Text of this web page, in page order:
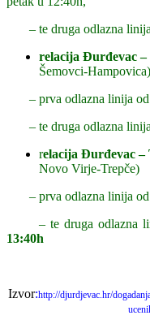
– te druga odlazna linija
relacija Đurđevac –
Šemovci-Hampovica)
– prva odlazna linija od
– te druga odlazna linija
relacija Đurđevac –
Novo Virje-Trepče)
– prva odlazna linija od
– te druga odlazna
13:40h
Izvor:http://djurdjevac.hr/